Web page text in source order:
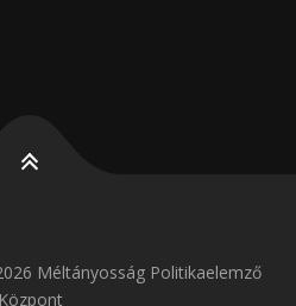
Méltányosság Politikaelemző
Központ